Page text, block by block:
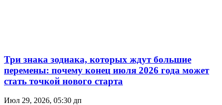
Три знака зодиака, которых ждут большие
перемены: почему конец июля 2026 года может
стать точкой нового старта
Июл 29, 2026, 05:30 дп